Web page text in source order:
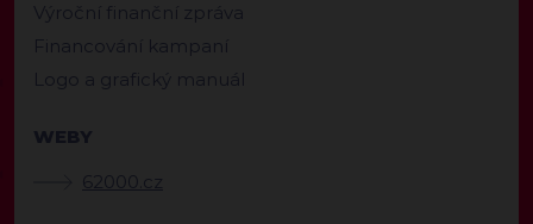
Výroční finanční zpráva
Financování kampaní
Logo a grafický manuál
WEBY
62000.cz